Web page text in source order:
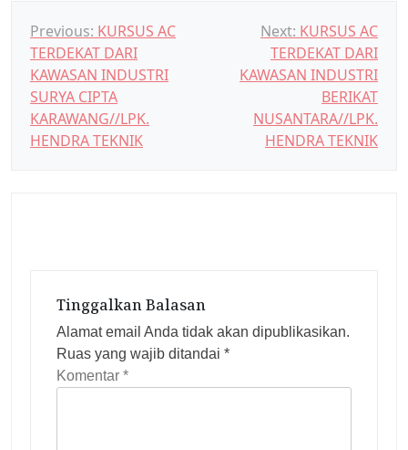
N
a
v
i
g
Previous: KURSUS AC
TERDEKAT DARI
KAWASAN INDUSTRI
SURYA CIPTA
KARAWANG//LPK.
HENDRA TEKNIK
Next: KURSUS AC
TERDEKAT DARI
KAWASAN INDUSTRI
BERIKAT
NUSANTARA//LPK.
HENDRA TEKNIK
Tinggalkan Balasan
Alamat email Anda tidak akan dipublikasikan.
Ruas yang wajib ditandai *
Komentar *